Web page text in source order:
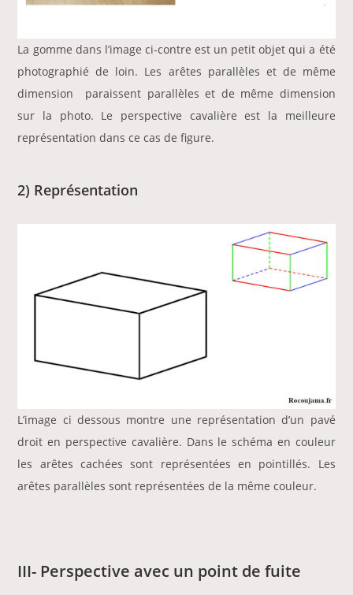
La gomme dans l’image ci-contre est un petit objet qui a été
photographié de loin. Les arêtes parallèles et de même
dimension paraissent parallèles et de même dimension
sur la photo. Le perspective cavalière est la meilleure
représentation dans ce cas de figure.
2) Représentation
L’image ci dessous montre une représentation d’un pavé
droit en perspective cavalière. Dans le schéma en couleur
les arêtes cachées sont représentées en pointillés. Les
arêtes parallèles sont représentées de la même couleur.
III- Perspective avec un point de fuite